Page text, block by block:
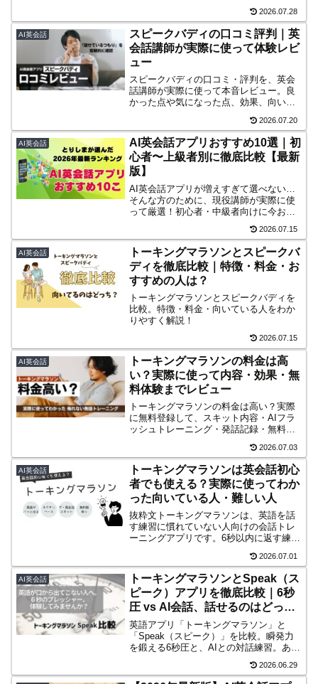
2026.07.28
AI英会話
スピークバディの口コミ評判｜英
会話講師が実際に使って体験レビ
ュー
スピークバディの口コミ・評判を、英会
話講師が実際に使って本音レビュー。良
かった点や気になった点、効果、向いて
験で確認したいポイントを解説します。
2026.07.20
AI英会話
AI英会話アプリおすすめ10選｜初
心者〜上級者別に徹底比較【最新
版】
AI英会話アプリが増えすぎて選べない…
そんな方のために、現役講師が実際に使
って厳選！初心者・中級者向けに今おす
徴・レベル別にランキング形式で紹介し
ます。Plangやトークパルなど注目アプリ
も掲載。
2026.07.15
AI英会話
トーキングマラソンとスピークバ
ディを徹底比較｜特徴・料金・お
すすめの人は？
トーキングマラソンとスピークバディを
比較。特徴・料金・向いている人をわか
りやすく解説！
2026.07.15
AI英会話
トーキングマラソンの料金は高
い？実際に使って内容・効果・無
料体験までレビュー
トーキングマラソンの料金は高い？実際
に無料登録して、スキット内容・AIフラ
ッシュトレーニング・発話記録・無料版
やすい人、向かない人、料金プランまで
解説します。
2026.07.03
AI英会話
トーキングマラソンは英会話初心
者でも使える？実際に使ってわか
った向いている人・難しい人
抜粋文トーキングマラソンは、英語を話
す練習に慣れていない人向けの会話トレ
ーニングアプリです。6秒以内に返す練習
ている英語を「会話で使える英語」に変
えていきます。
2026.07.01
AI英会話
トーキングマラソンとSpeak（ス
ピーク）アプリを徹底比較｜6秒
圧 vs AI会話、話せるのはどっ
ち？
英語アプリ「トーキングマラソン」と
「Speak（スピーク）」を比較。瞬発力
を鍛える6秒圧と、AIとの対話練習。あな
2026.06.29